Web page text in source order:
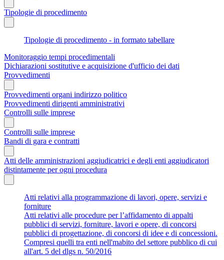
Tipologie di procedimento
Tipologie di procedimento - in formato tabellare
Monitoraggio tempi procedimentali
Dichiarazioni sostitutive e acquisizione d'ufficio dei dati
Provvedimenti
Provvedimenti organi indirizzo politico
Provvedimenti dirigenti amministrativi
Controlli sulle imprese
Controlli sulle imprese
Bandi di gara e contratti
Atti delle amministrazioni aggiudicatrici e degli enti aggiudicatori
distintamente per ogni procedura
Atti relativi alla programmazione di lavori, opere, servizi e
forniture
Atti relativi alle procedure per l’affidamento di appalti
pubblici di servizi, forniture, lavori e opere, di concorsi
pubblici di progettazione, di concorsi di idee e di concessioni.
Compresi quelli tra enti nell'mabito del settore pubblico di cui
all'art. 5 del dlgs n. 50/2016